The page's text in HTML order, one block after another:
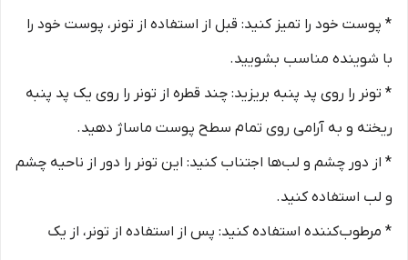
* پوست خود را تمیز کنید: قبل از استفاده از تونر، پوست خود را
با شوینده مناسب بشویید.
* تونر را روی پد پنبه بریزید: چند قطره از تونر را روی یک پد پنبه
ریخته و به آرامی روی تمام سطح پوست ماساژ دهید.
* از دور چشم و لب‌ها اجتناب کنید: این تونر را دور از ناحیه چشم
و لب استفاده کنید.
* مرطوب‌کننده استفاده کنید: پس از استفاده از تونر، از یک